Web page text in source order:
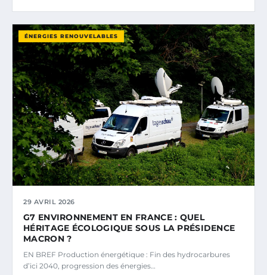
ÉNERGIES RENOUVELABLES
29 AVRIL 2026
G7 ENVIRONNEMENT EN FRANCE : QUEL
HÉRITAGE ÉCOLOGIQUE SOUS LA PRÉSIDENCE
MACRON ?
EN BREF Production énergétique : Fin des hydrocarbures
d’ici 2040, progression des énergies…